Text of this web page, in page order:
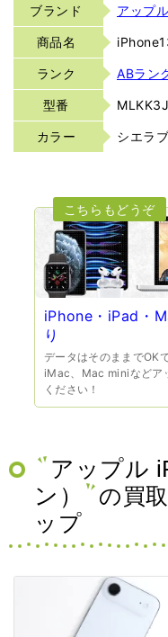
ブランド アップル
商品名
ランク ABラン
型番
カラー シエラ
iPhone・iPad・
り
データはそのままでOK
iMac、Mac miniなどア
ください！
アップル
ン）
の買
ップ